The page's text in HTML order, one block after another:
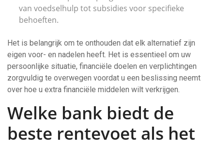
van voedselhulp tot subsidies voor specifieke
behoeften.
Het is belangrijk om te onthouden dat elk alternatief zijn
eigen voor- en nadelen heeft. Het is essentieel om uw
persoonlijke situatie, financiële doelen en verplichtingen
zorgvuldig te overwegen voordat u een beslissing neemt
over hoe u extra financiële middelen wilt verkrijgen.
Welke bank biedt de
beste rentevoet als het